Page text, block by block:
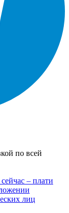
по всей
– плати
лиц